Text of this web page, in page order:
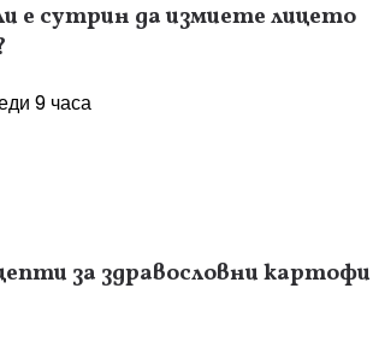
е сутрин да измиете лицето
9 часа
за здравословни картофи